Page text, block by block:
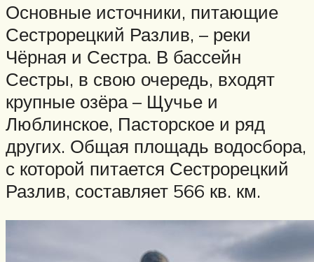
Основные источники, питающие
Сестрорецкий Разлив, – реки
Чёрная и Сестра. В бассейн
Сестры, в свою очередь, входят
крупные озёра – Щучье и
Люблинское, Пасторское и ряд
других. Общая площадь водосбора,
с которой питается Сестрорецкий
Разлив, составляет 566 кв. км.